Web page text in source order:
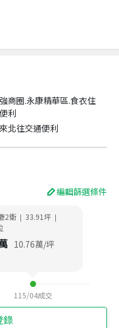
商圈.永康精華區.食衣住
利
北往交通便利
編輯篩選條件
2衛 | 33.91坪 |
10.76萬/坪
115/04成交
錄